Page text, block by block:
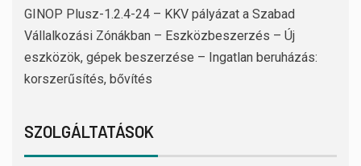
GINOP Plusz-1.2.4-24 – KKV pályázat a Szabad
Vállalkozási Zónákban – Eszközbeszerzés – Új
eszközök, gépek beszerzése – Ingatlan beruházás:
korszerűsítés, bővítés
SZOLGÁLTATÁSOK